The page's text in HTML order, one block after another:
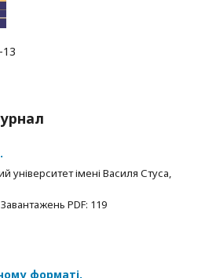
13
імені Василя Стуса,
PDF: 119
форматі.